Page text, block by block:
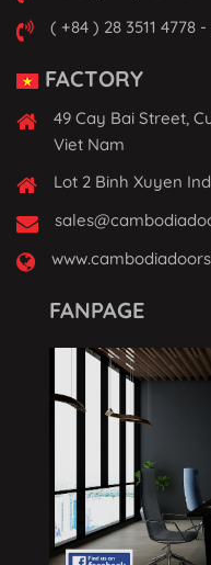
( +84 ) 28 3511 4778
FACTORY
49 Cay Bai Street,
Viet Nam
Lot 2 Binh Xuyen
FANPAGE